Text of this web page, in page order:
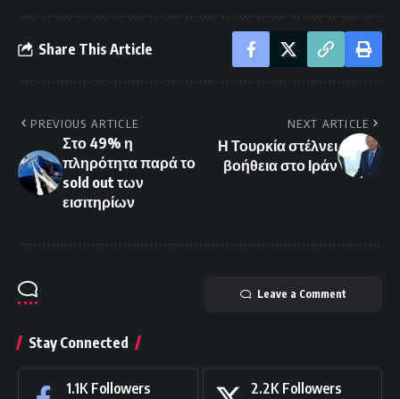
Share This Article
PREVIOUS ARTICLE
Στο 49% η
πληρότητα παρά το
sold out των
εισιτηρίων
NEXT ARTICLE
Η Τουρκία στέλνει
βοήθεια στο Ιράν
Leave a Comment
Stay Connected
1.1K Followers 2.2K Followers